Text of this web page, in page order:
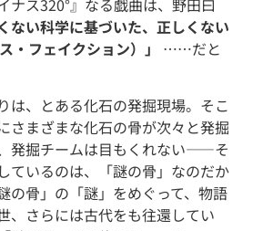
ない科学に基づいた、正しくない
・フェイクション）」
……だと
は、とある化石の発掘現場。そこ
さまざまな化石の骨が次々と発掘
発掘チームは目もくれない――そ
ているのは、「謎の骨」なのだか
骨」の「謎」をめぐって、物語
、さらには古代をも往還してい